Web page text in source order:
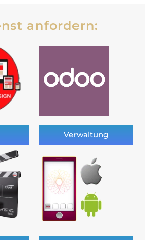
anfordern:
Verwaltung